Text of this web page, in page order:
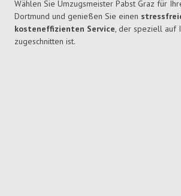
Wählen Sie Umzugsmeister Pabst Graz für
Dortmund und genießen Sie einen
kosteneffizienten Service, der speziell auf
zugeschnitten ist.